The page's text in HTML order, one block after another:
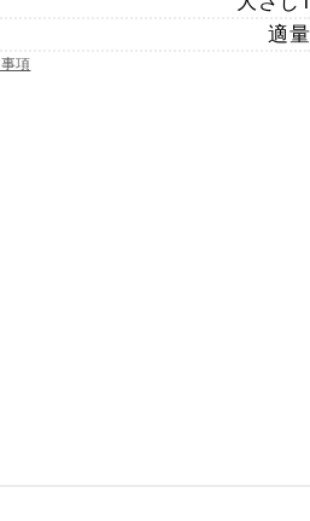
適量
項